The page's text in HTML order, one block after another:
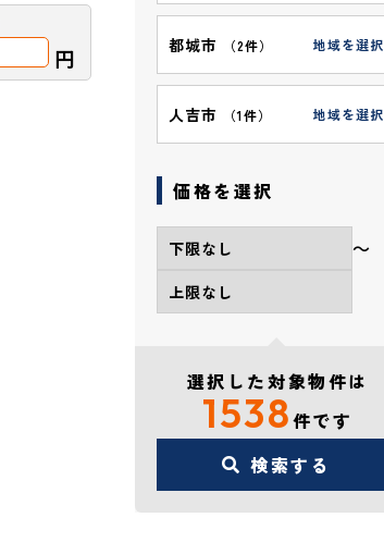
円 都城市 （2件） 地域を選択
人吉市 （1件） 地域を選択
価格を選択
〜
選択した対象物件は
1538件です
検索する